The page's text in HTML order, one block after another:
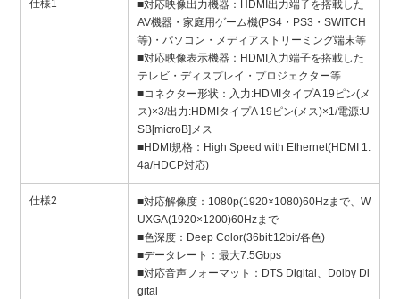
仕様1
■対応映像出力機器：HDMI出力端子を搭載した
AV機器・家庭用ゲーム機(PS4・PS3・SWITCH
等)・パソコン・メディアストリーミング端末等
■対応映像表示機器：HDMI入力端子を搭載した
テレビ・ディスプレイ・プロジェクター等
■コネクター形状：入力:HDMIタイプA 19ピン(メ
ス)×3/出力:HDMIタイプA 19ピン(メス)×1/電源:U
SB[microB]メス
■HDMI規格：High Speed with Ethernet(HDMI 1.
4a/HDCP対応)
仕様2
■対応解像度：1080p(1920×1080)60Hzまで、W
UXGA(1920×1200)60Hzまで
■色深度：Deep Color(36bit:12bit/各色)
■データレート：最大7.5Gbps
■対応音声フォーマット：DTS Digital、Dolby Di
gital